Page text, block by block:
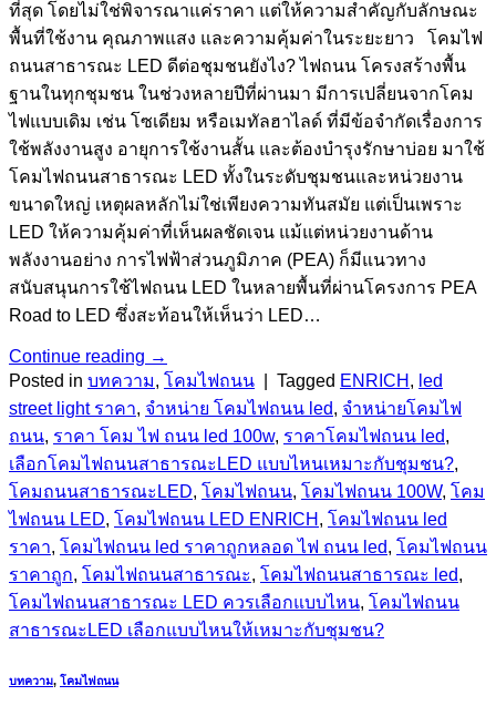
ที่สุด โดยไม่ใช่พิจารณาแค่ราคา แต่ให้ความสำคัญกับลักษณะ
พื้นที่ใช้งาน คุณภาพแสง และความคุ้มค่าในระยะยาว โคมไฟ
ถนนสาธารณะ LED ดีต่อชุมชนยังไง? ไฟถนน โครงสร้างพื้น
ฐานในทุกชุมชน ในช่วงหลายปีที่ผ่านมา มีการเปลี่ยนจากโคม
ไฟแบบเดิม เช่น โซเดียม หรือเมทัลฮาไลด์ ที่มีข้อจำกัดเรื่องการ
ใช้พลังงานสูง อายุการใช้งานสั้น และต้องบำรุงรักษาบ่อย มาใช้
โคมไฟถนนสาธารณะ LED ทั้งในระดับชุมชนและหน่วยงาน
ขนาดใหญ่ เหตุผลหลักไม่ใช่เพียงความทันสมัย แต่เป็นเพราะ
LED ให้ความคุ้มค่าที่เห็นผลชัดเจน แม้แต่หน่วยงานด้าน
พลังงานอย่าง การไฟฟ้าส่วนภูมิภาค (PEA) ก็มีแนวทาง
สนับสนุนการใช้ไฟถนน LED ในหลายพื้นที่ผ่านโครงการ PEA
Road to LED ซึ่งสะท้อนให้เห็นว่า LED…
Continue reading →
Posted in บทความ, โคมไฟถนน Tagged ENRICH , led
street light ราคา, จำหน่าย โคมไฟถนน led, จำหน่ายโคมไฟ
ถนน, ราคา โคม ไฟ ถนน led 100w, ราคาโคมไฟถนน led,
เลือกโคมไฟถนนสาธารณะLED แบบไหนเหมาะกับชุมชน?,
โคมถนนสาธารณะLED, โคมไฟถนน, โคมไฟถนน 100W, โคม
ไฟถนน LED, โคมไฟถนน LED ENRICH , โคมไฟถนน led
ราคา, โคมไฟถนน led ราคาถูกหลอด ไฟ ถนน led, โคมไฟถนน
ราคาถูก, โคมไฟถนนสาธารณะ, โคมไฟถนนสาธารณะ led,
โคมไฟถนนสาธารณะ LED ควรเลือกแบบไหน, โคมไฟถนน
สาธารณะLED เลือกแบบไหนให้เหมาะกับชุมชน?
บทความ, โคมไฟถนน